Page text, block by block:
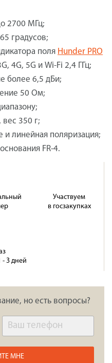
2700 МГц;
градусов;
поля Hunder PRO
4G, 5G и Wi-Fi 2,4 ГГц;
более 6,5 дБи;
50 Ом;
350 г;
и линейная поляризация;
FR-4.
Участвуем
в госзакупках
- 3 дней
но есть вопросы?
МНЕ